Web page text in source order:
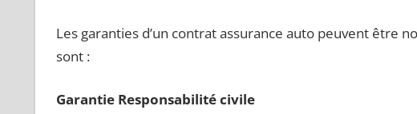
Les garanties d’un contrat assurance auto peuvent être
sont :
Garantie Responsabilité civile